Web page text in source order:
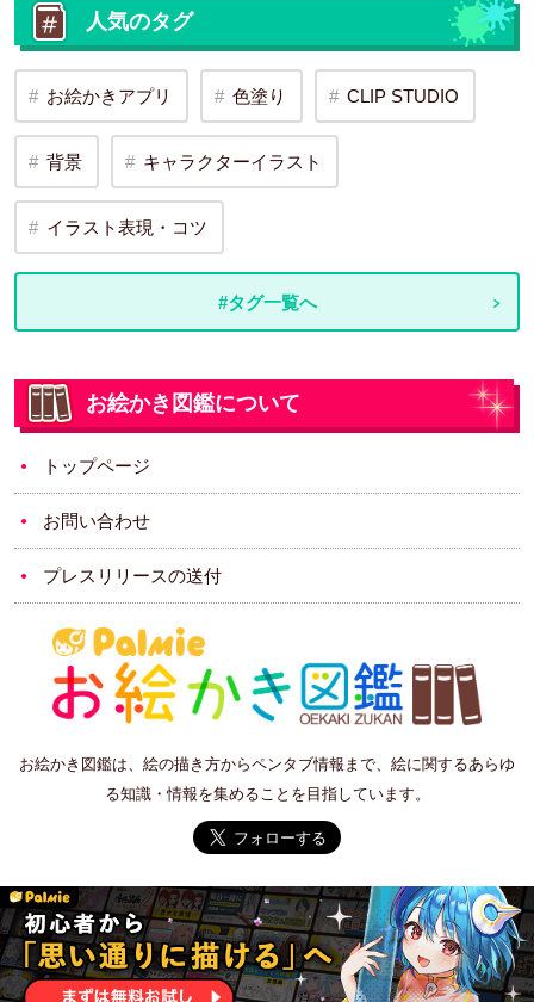
人気のタグ
お絵かきアプリ 色塗り CLIP STUDIO
背景 キャラクターイラスト
イラスト表現・コツ
#タグ一覧へ
お絵かき図鑑について
トップページ
お問い合わせ
プレスリリースの送付
お絵かき図鑑は、絵の描き方からペンタブ情報まで、絵に関するあらゆ
る知識・情報を集めることを目指しています。